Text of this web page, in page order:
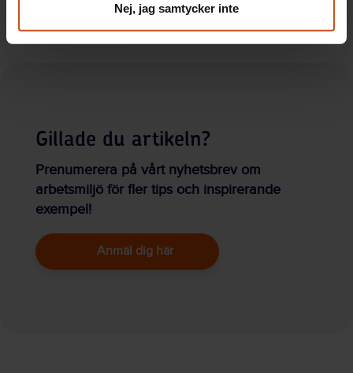
Nej, jag samtycker inte
Gillade du artikeln?
Prenumerera på vårt nyhetsbrev om
arbetsmiljö för fler tips och inspirerande
exempel!
Anmäl dig här